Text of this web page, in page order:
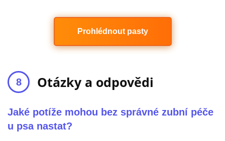
Prohlédnout pasty
Otázky a odpovědi
Jaké potíže mohou bez správné zubní péče
u psa nastat?